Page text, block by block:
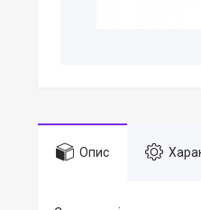
Опис